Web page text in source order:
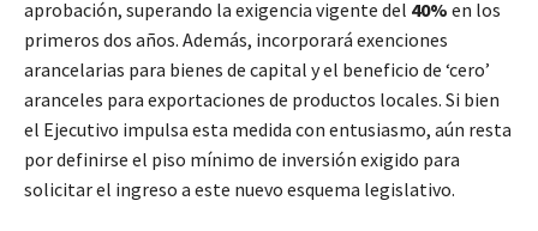
aprobación, superando la exigencia vigente del 40% en los
primeros dos años. Además, incorporará exenciones
arancelarias para bienes de capital y el beneficio de ‘cero’
aranceles para exportaciones de productos locales. Si bien
el Ejecutivo impulsa esta medida con entusiasmo, aún resta
por definirse el piso mínimo de inversión exigido para
solicitar el ingreso a este nuevo esquema legislativo.